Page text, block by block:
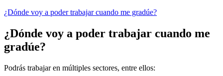
¿Dónde voy a poder trabajar cuando me gradúe?
¿Dónde voy a poder trabajar cuando me
gradúe?
Podrás trabajar en múltiples sectores, entre ellos: